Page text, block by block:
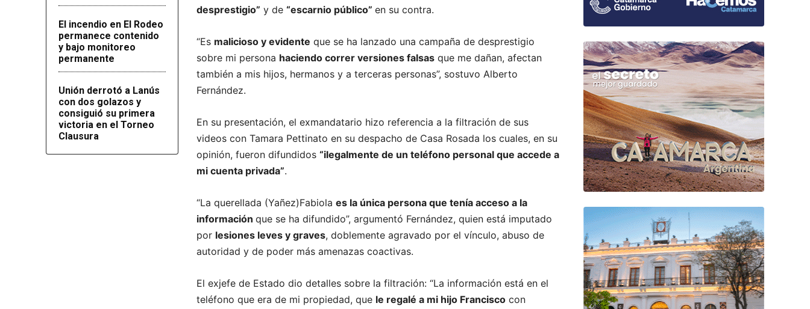
El incendio en El Rodeo
permanece contenido
y bajo monitoreo
permanente
Unión derrotó a Lanús
con dos golazos y
consiguió su primera
victoria en el Torneo
Clausura
desprestigio” y de “escarnio público” en su contra.
“Es malicioso y evidente que se ha lanzado una campaña de desprestigio
sobre mi persona haciendo correr versiones falsas que me dañan, afectan
también a mis hijos, hermanos y a terceras personas”, sostuvo Alberto
Fernández.
En su presentación, el exmandatario hizo referencia a la filtración de sus
videos con Tamara Pettinato en su despacho de Casa Rosada los cuales, en su
opinión, fueron difundidos “ilegalmente de un teléfono personal que accede a
mi cuenta privada”.
“La querellada (Yañez)Fabiola es la única persona que tenía acceso a la
información que se ha difundido”, argumentó Fernández, quien está imputado
por lesiones leves y graves, doblemente agravado por el vínculo, abuso de
autoridad y de poder más amenazas coactivas.
El exjefe de Estado dio detalles sobre la filtración: “La información está en el
teléfono que era de mi propiedad, que le regalé a mi hijo Francisco con